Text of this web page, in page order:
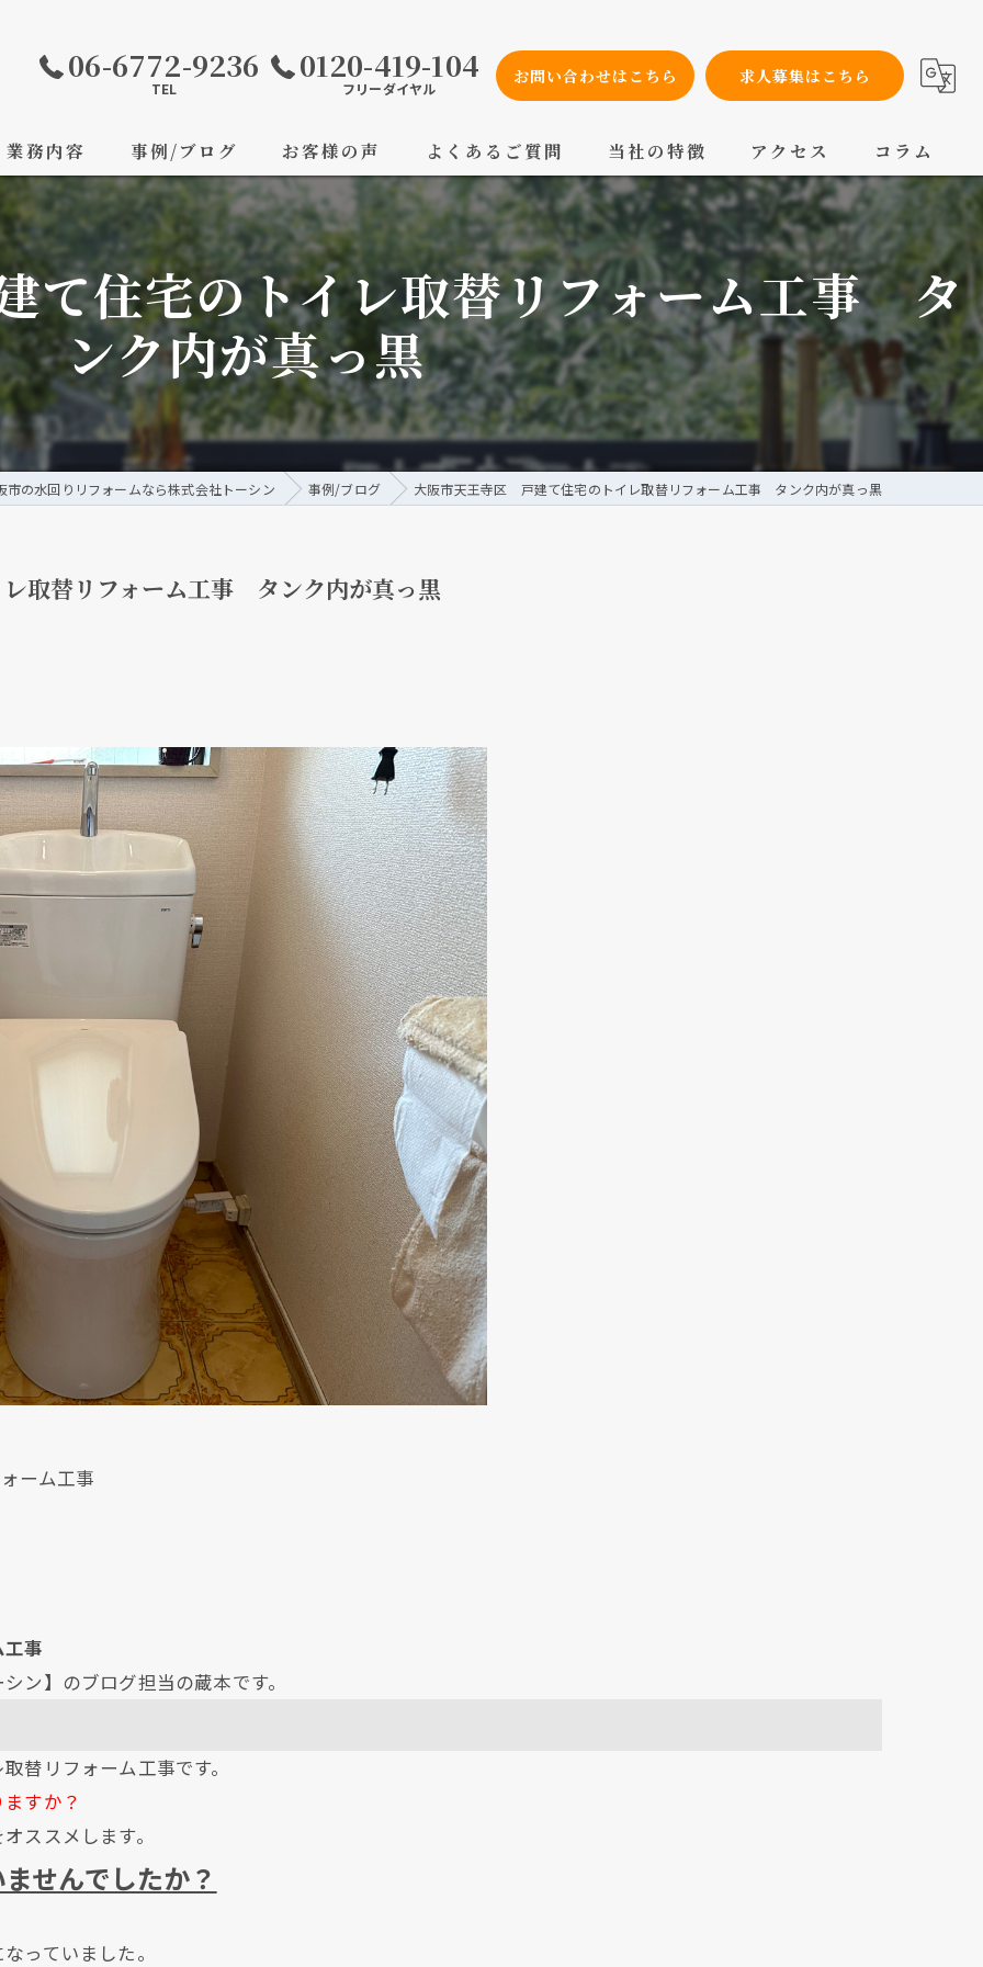
06-6772-9236
TEL
0120-419-104
フリーダイヤル
お問い合わせはこちら 求人募集はこちら
業務内容 事例/ブログ お客様の声 よくあるご質問 当社の特徴
設備工事
内装工事
メンテナンス
配管工事
交換
アクセス コラム
て住宅のトイレ取替リフォーム工事 タ
ンク内が真っ黒
市の水回りリフォームなら株式会社トーシン 事例/ブログ 大阪市天王寺区 戸建て住宅のトイレ取替リフォーム工事 タンク内が真っ黒
取替リフォーム工事 タンク内が真っ黒
ーム工事
事
ン】のブログ担当の蔵本です。
替リフォーム工事です。
すか？
ススメします。
せんでしたか？
っていました。